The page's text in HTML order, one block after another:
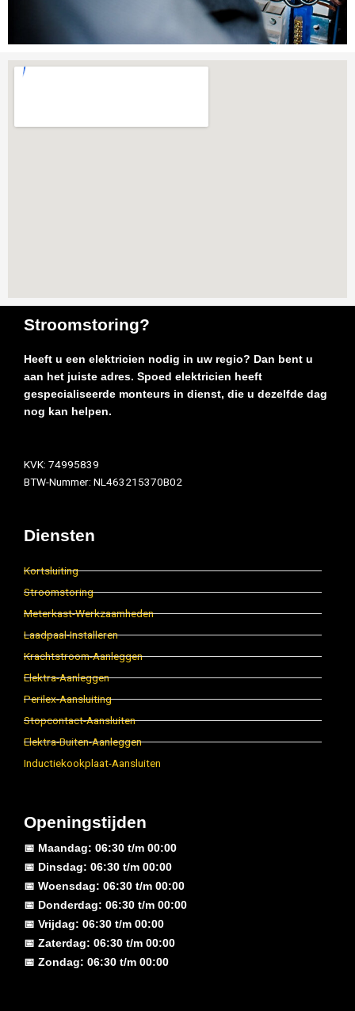
Stroomstoring?
Heeft u een elektricien nodig in uw regio? Dan bent u
aan het juiste adres. Spoed elektricien heeft
gespecialiseerde monteurs in dienst, die u dezelfde dag
nog kan helpen.
KVK: 74995839
BTW-Nummer: NL463215370B02
Diensten
Kortsluiting
Stroomstoring
Meterkast-Werkzaamheden
Laadpaal-Installeren
Krachtstroom-Aanleggen
Elektra-Aanleggen
Perilex-Aansluiting
Stopcontact-Aansluiten
Elektra-Buiten-Aanleggen
Inductiekookplaat-Aansluiten
Openingstijden
📅 Maandag: 06:30 t/m 00:00
📅 Dinsdag: 06:30 t/m 00:00
📅 Woensdag: 06:30 t/m 00:00
📅 Donderdag: 06:30 t/m 00:00
📅 Vrijdag: 06:30 t/m 00:00
📅 Zaterdag: 06:30 t/m 00:00
📅 Zondag: 06:30 t/m 00:00